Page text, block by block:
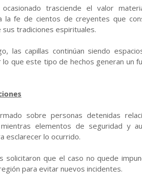
trasciende el valor
la fe de cientos de creyentes que
tradiciones espirituales.
las capillas continúan siendo
que este tipo de hechos generan un
sobre personas detenidas
elementos de seguridad y
esclarecer lo ocurrido.
solicitaron que el caso no quede
para evitar nuevos incidentes.